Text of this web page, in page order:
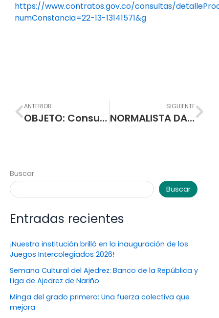
https://www.contratos.gov.co/consultas/
numConstancia=22-13-13141571&g
Prev
ANTERIOR
OBJETO: Consultoría para realizar estudios y diseños para la adecuación y remodelación del cielo raso y redistribución interna de estanterías y espacios de la Biblioteca de la I.E.M. Escuela Normal Superior de Pasto
SIGUIENTE
NORMALISTA DANIEL FELIPE DUEÑAS EN LA BÚSQUEDA DE UN SUEÑO OLÍMPICO
Buscar
Buscar
Entradas recientes
¡Nuestra institución brilló en la inauguración de los
Juegos Intercolegiados 2026!
Semana Cultural del Ajedrez: Banco de la República y
Liga de Ajedrez de Nariño
Minga del grado primero: Una fuerza colectiva que
mejora